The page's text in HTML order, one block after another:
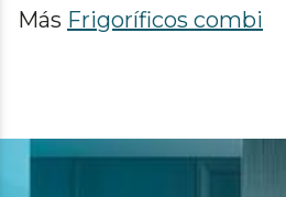
Más Frigoríficos combi